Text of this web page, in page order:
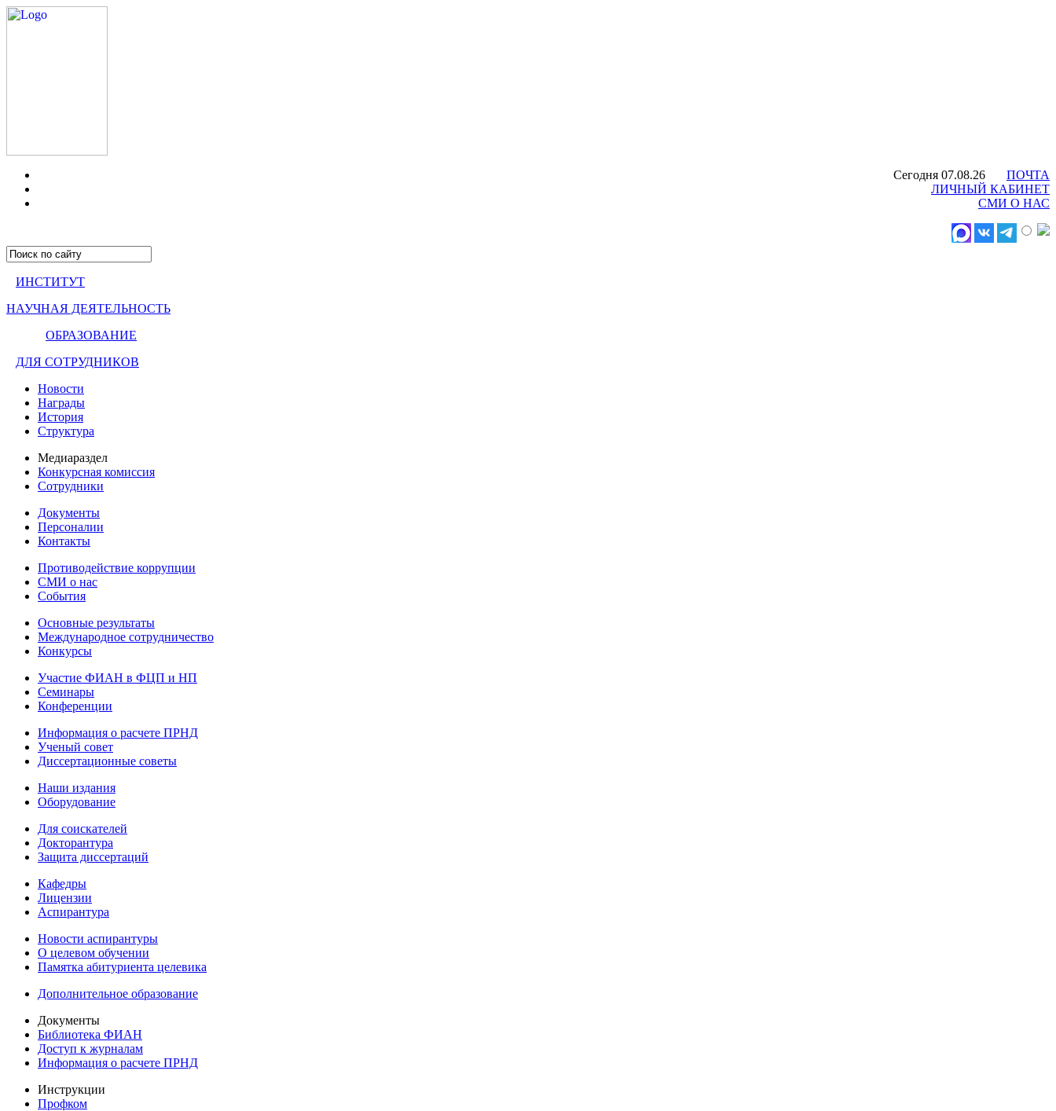
Сегодня 07.08.26
ПОЧТА
ЛИЧНЫЙ КАБИНЕТ
СМИ О НАС
ИНСТИТУТ
НАУЧНАЯ ДЕЯТЕЛЬНОСТЬ
ОБРАЗОВАНИЕ
ДЛЯ СОТРУДНИКОВ
Новости
Награды
История
Структура
Медиараздел
Конкурсная комиссия
Сотрудники
Документы
Персоналии
Контакты
Противодействие коррупции
СМИ о нас
События
Основные результаты
Международное сотрудничество
Конкурсы
Участие ФИАН в ФЦП и НП
Семинары
Конференции
Информация о расчете ПРНД
Ученый совет
Диссертационные советы
Наши издания
Оборудование
Для соискателей
Докторантура
Защита диссертаций
Кафедры
Лицензии
Аспирантура
Новости аспирантуры
О целевом обучении
Памятка абитуриента целевика
Дополнительное образование
Документы
Библиотека ФИАН
Доступ к журналам
Информация о расчете ПРНД
Инструкции
Профком